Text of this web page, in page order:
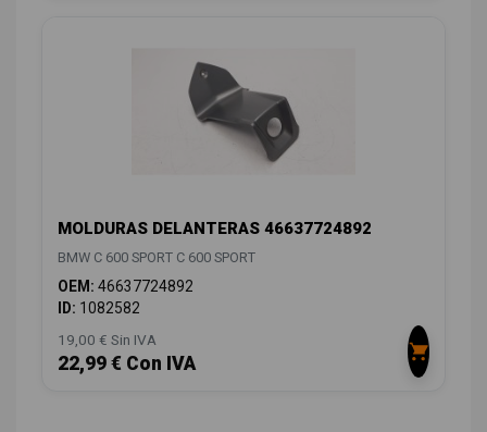
MOLDURAS DELANTERAS 46637724892
BMW C 600 SPORT C 600 SPORT
OEM: 46637724892
ID: 1082582
19,00 € Sin IVA
22,99 € Con IVA